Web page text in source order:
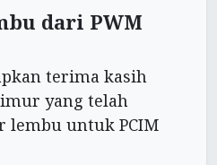
dari PWM
terima kasih
yang telah
lembu untuk PCIM